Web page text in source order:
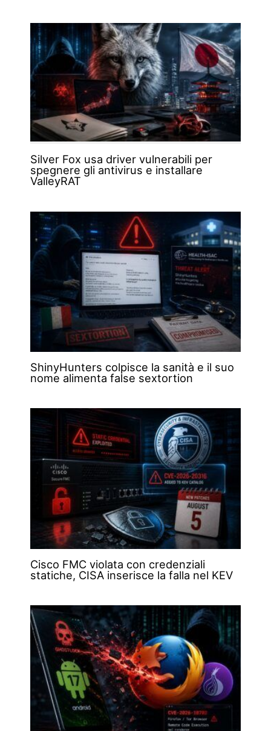
Silver Fox usa driver vulnerabili per
spegnere gli antivirus e installare
ValleyRAT
ShinyHunters colpisce la sanità e il suo
nome alimenta false sextortion
Cisco FMC violata con credenziali
statiche, CISA inserisce la falla nel KEV